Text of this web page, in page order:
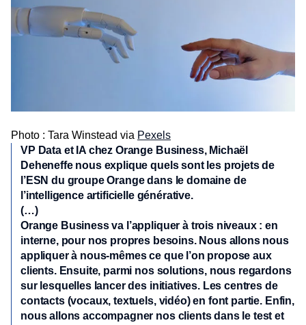
Photo : Tara Winstead via Pexels
VP Data et IA chez Orange Business, Michaël
Deheneffe nous explique quels sont les projets de
l’ESN du groupe Orange dans le domaine de
l’intelligence artificielle générative.
(…)
Orange Business va l’appliquer à trois niveaux : en
interne, pour nos propres besoins. Nous allons nous
appliquer à nous-mêmes ce que l’on propose aux
clients. Ensuite, parmi nos solutions, nous regardons
sur lesquelles lancer des initiatives. Les centres de
contacts (vocaux, textuels, vidéo) en font partie. Enfin,
nous allons accompagner nos clients dans le test et